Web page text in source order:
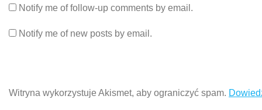
Notify me of follow-up comments by email.
Notify me of new posts by email.
Witryna wykorzystuje Akismet, aby ograniczyć spam.